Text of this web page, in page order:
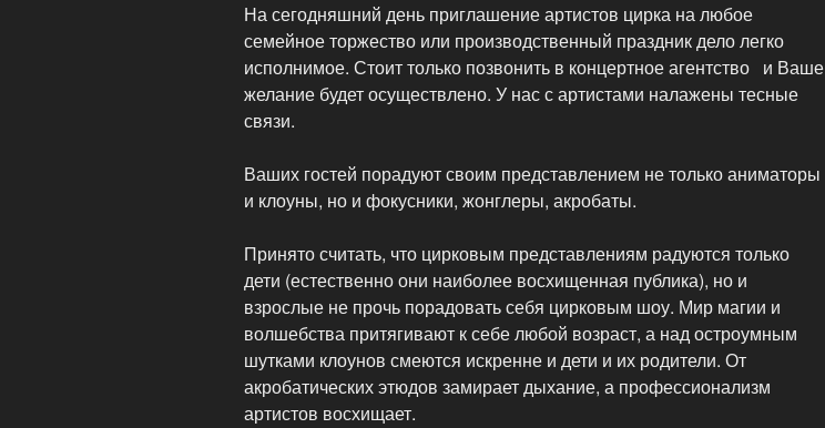
На сегодняшний день приглашение артистов цирка на любое
семейное торжество или производственный праздник дело легко
исполнимое. Стоит только позвонить в концертное агентство и Ваше
желание будет осуществлено. У нас с артистами налажены тесные
связи.
Ваших гостей порадуют своим представлением не только аниматоры
и клоуны, но и фокусники, жонглеры, акробаты.
Принято считать, что цирковым представлениям радуются только
дети (естественно они наиболее восхищенная публика), но и
взрослые не прочь порадовать себя цирковым шоу. Мир магии и
волшебства притягивают к себе любой возраст, а над остроумным
шутками клоунов смеются искренне и дети и их родители. От
акробатических этюдов замирает дыхание, а профессионализм
артистов восхищает.